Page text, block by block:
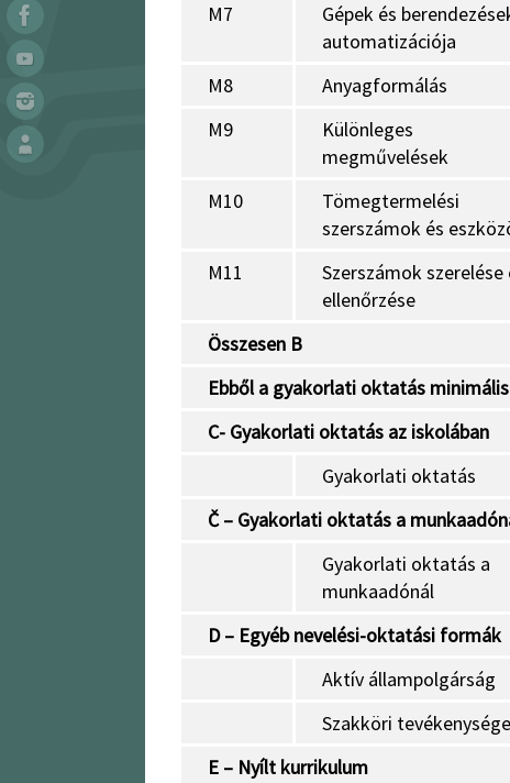
M7
Gépek és
automatizációja
M8 Anyagformálás
M9
Különleges
megművelések
M10
Tömegtermelési
szerszámok és
M11
Szerszámok szerelése
ellenőrzése
Összesen B
Ebből a gyakorlati oktatás
C- Gyakorlati oktatás az iskolában
Gyakorlati oktatás
Č – Gyakorlati oktatás a
Gyakorlati oktatás a
munkaadónál
D – Egyéb nevelési-oktatási formák
Aktív állampolgárság
Szakköri
E – Nyílt kurrikulum